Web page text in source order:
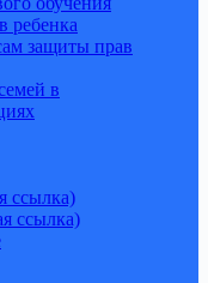
ребенка
защиты прав
в
ссылка)
ссылка)